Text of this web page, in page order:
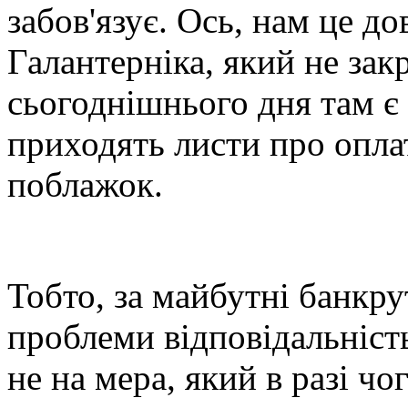
забов'язує. Ось, нам це
Галантерніка, який не
сьогоднішнього дня там
приходять листи про
поблажок.
Тобто, за майбутні
проблеми
не на мера, який в разі